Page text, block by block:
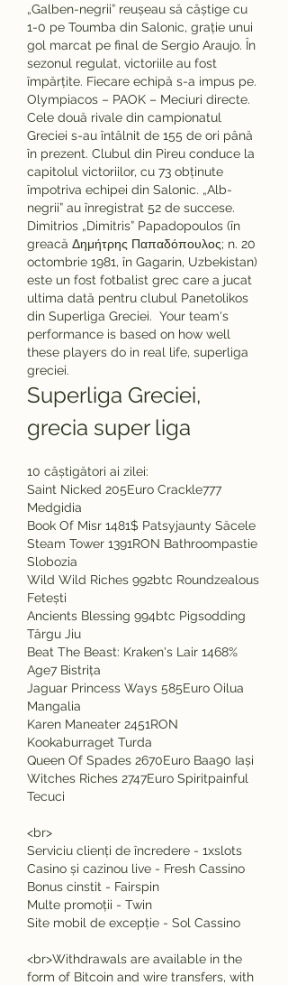
„Galben-negrii” reușeau să câștige cu
1-0 pe Toumba din Salonic, grație unui
gol marcat pe final de Sergio Araujo. În
sezonul regulat, victoriile au fost
împărțite. Fiecare echipă s-a impus pe.
Olympiacos – PAOK – Meciuri directe.
Cele două rivale din campionatul
Greciei s-au întâlnit de 155 de ori până
în prezent. Clubul din Pireu conduce la
capitolul victoriilor, cu 73 obținute
împotriva echipei din Salonic. „Alb-
negrii” au înregistrat 52 de succese.
Dimitrios „Dimitris” Papadopoulos (în
greacă Δημήτρης Παπαδόπουλος; n. 20
octombrie 1981, în Gagarin, Uzbekistan)
este un fost fotbalist grec care a jucat
ultima dată pentru clubul Panetolikos
din Superliga Greciei.  Your team's
performance is based on how well
these players do in real life, superliga
greciei.
Superliga Greciei,
grecia super liga
10 câștigători ai zilei:
Saint Nicked 205Euro Crackle777
Medgidia
Book Of Misr 1481$ Patsyjaunty Săcele
Steam Tower 1391RON Bathroompastie
Slobozia
Wild Wild Riches 992btc Roundzealous
Fetești
Ancients Blessing 994btc Pigsodding
Târgu Jiu
Beat The Beast: Kraken's Lair 1468%
Age7 Bistrița
Jaguar Princess Ways 585Euro Oilua
Mangalia
Karen Maneater 2451RON
Kookaburraget Turda
Queen Of Spades 2670Euro Baa90 Iași
Witches Riches 2747Euro Spiritpainful
Tecuci
<br>
Serviciu clienți de încredere - 1xslots
Casino și cazinou live - Fresh Cassino
Bonus cinstit - Fairspin
Multe promoții - Twin
Site mobil de excepție - Sol Cassino
<br>Withdrawals are available in the
form of Bitcoin and wire transfers, with